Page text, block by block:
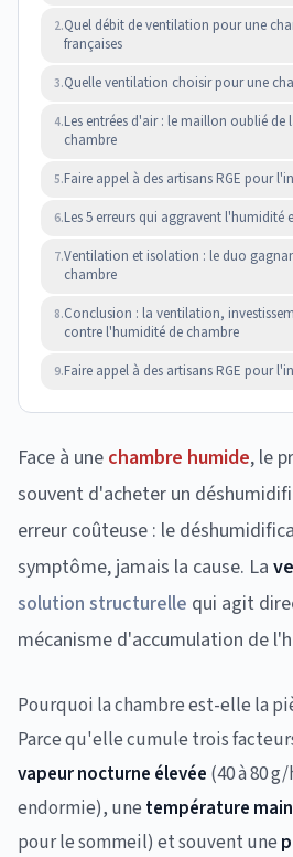
2.Quel débit de ventilation pour une
françaises
3.Quelle ventilation choisir pour une
4.Les entrées d'air : le maillon oublié de
chambre
5.Faire appel à des artisans RGE pour
6.Les 5 erreurs qui aggravent l'humidité
7.Ventilation et isolation : le duo
chambre
8.Conclusion : la ventilation,
contre l'humidité de chambre
9.Faire appel à des artisans RGE pour
Face à une chambre humide, le
souvent d'acheter un
erreur coûteuse : le
symptôme, jamais la cause. La
solution structurelle qui agit
mécanisme d'accumulation de
Pourquoi la chambre est-elle la
Parce qu'elle cumule trois
vapeur nocturne élevée (40 à 80
endormie), une température
pour le sommeil) et souvent une